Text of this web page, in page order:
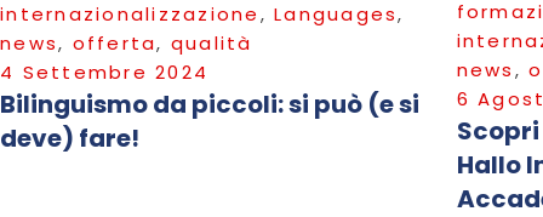
internazionalizzazione, Languages,
news, offerta, qualità
4 Settembre 2024
Bilinguismo da piccoli: si può (e si
deve) fare!
news,
6
Hallo